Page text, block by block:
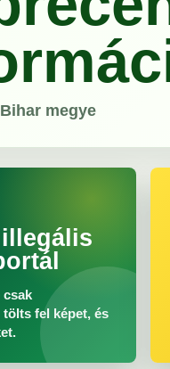
megye
csak
fel képet, és